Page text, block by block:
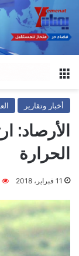
أخبار وتقارير
الأرصاد:
الحرارة
11 فبراير، 2018